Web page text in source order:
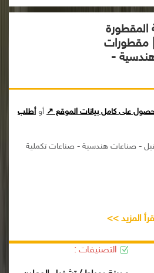
| مقطورات
-
على كامل بيانات الموقع ↗ أوأطلب
- صناعات هندسية - صناعات تكملية
المزيد >>
التصنيفات :